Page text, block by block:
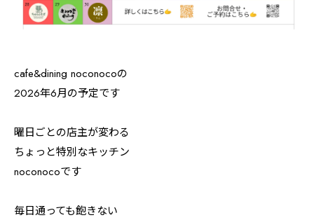
cafe&dining noconocoの
2026年6月の予定です
曜日ごとの店主が変わる
ちょっと特別なキッチン
noconocoです
毎日通っても飽きない